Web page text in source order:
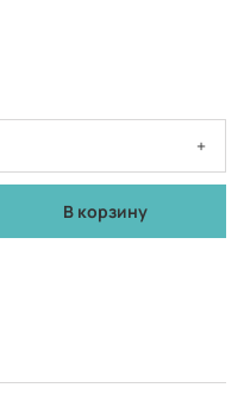
+
В корзину